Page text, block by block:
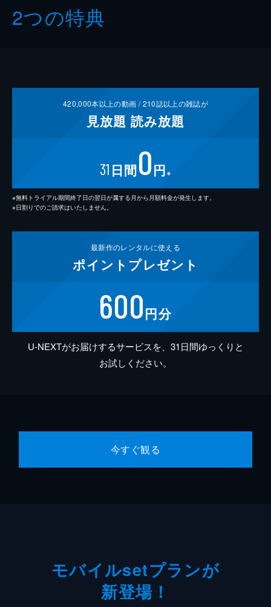
2つの特典
420,000本以上の動画 /210誌以上の雑誌が
見放題 読み放題
31 日間0円 ※
※無料トライアル期間終了日の翌日が属する月から月額料金が発生します。
※日割りでのご請求はいたしません。
最新作のレンタルに使える
ポイント プレゼント
600円分
U-NEXTがお届けするサービスを、31日間ゆっくりと
お試しください。
今すぐ観る
モバイルsetプランが
新登場！